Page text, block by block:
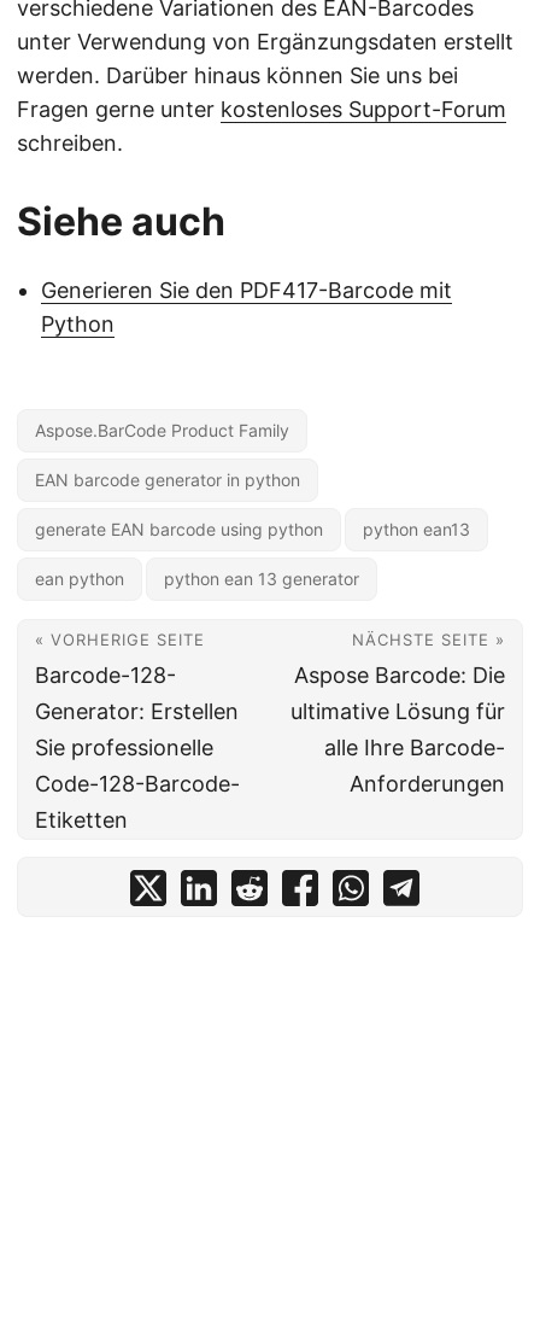
verschiedene Variationen des EAN-Barcodes
unter Verwendung von Ergänzungsdaten erstellt
werden. Darüber hinaus können Sie uns bei
Fragen gerne unter kostenloses Support-Forum
schreiben.
Siehe auch
Generieren Sie den PDF417-Barcode mit
Python
Aspose.BarCode Product Family
EAN barcode generator in python
generate EAN barcode using python python ean13
ean python python ean 13 generator
« VORHERIGE SEITE
Barcode-128-
Generator: Erstellen
Sie professionelle
Code-128-Barcode-
Etiketten
NÄCHSTE SEITE »
Aspose Barcode: Die
ultimative Lösung für
alle Ihre Barcode-
Anforderungen